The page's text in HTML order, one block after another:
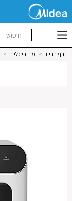
דף הבית > מדיחי כלים >